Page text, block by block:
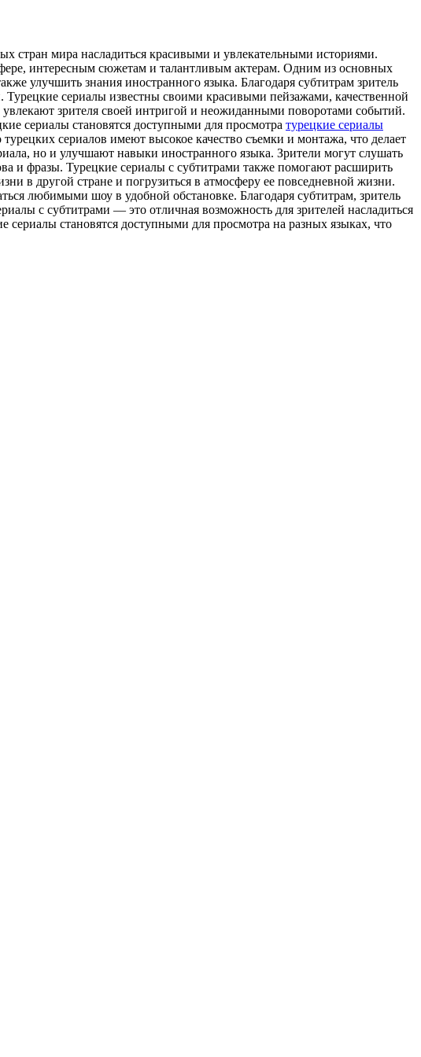
стран мира насладиться красивыми и увлекательными историями.
интересным сюжетам и талантливым актерам. Одним из основных
улучшить знания иностранного языка. Благодаря субтитрам зритель
сериалы известны своими красивыми пейзажами, качественной
зрителя своей интригой и неожиданными поворотами событий.
сериалы становятся доступными для просмотра турецкие сериалы
сериалов имеют высокое качество съемки и монтажа, что делает
но и улучшают навыки иностранного языка. Зрители могут слушать
и фразы. Турецкие сериалы с субтитрами также помогают расширить
в другой стране и погрузиться в атмосферу ее повседневной жизни.
любимыми шоу в удобной обстановке. Благодаря субтитрам, зритель
с субтитрами — это отличная возможность для зрителей насладиться
сериалы становятся доступными для просмотра на разных языках, что